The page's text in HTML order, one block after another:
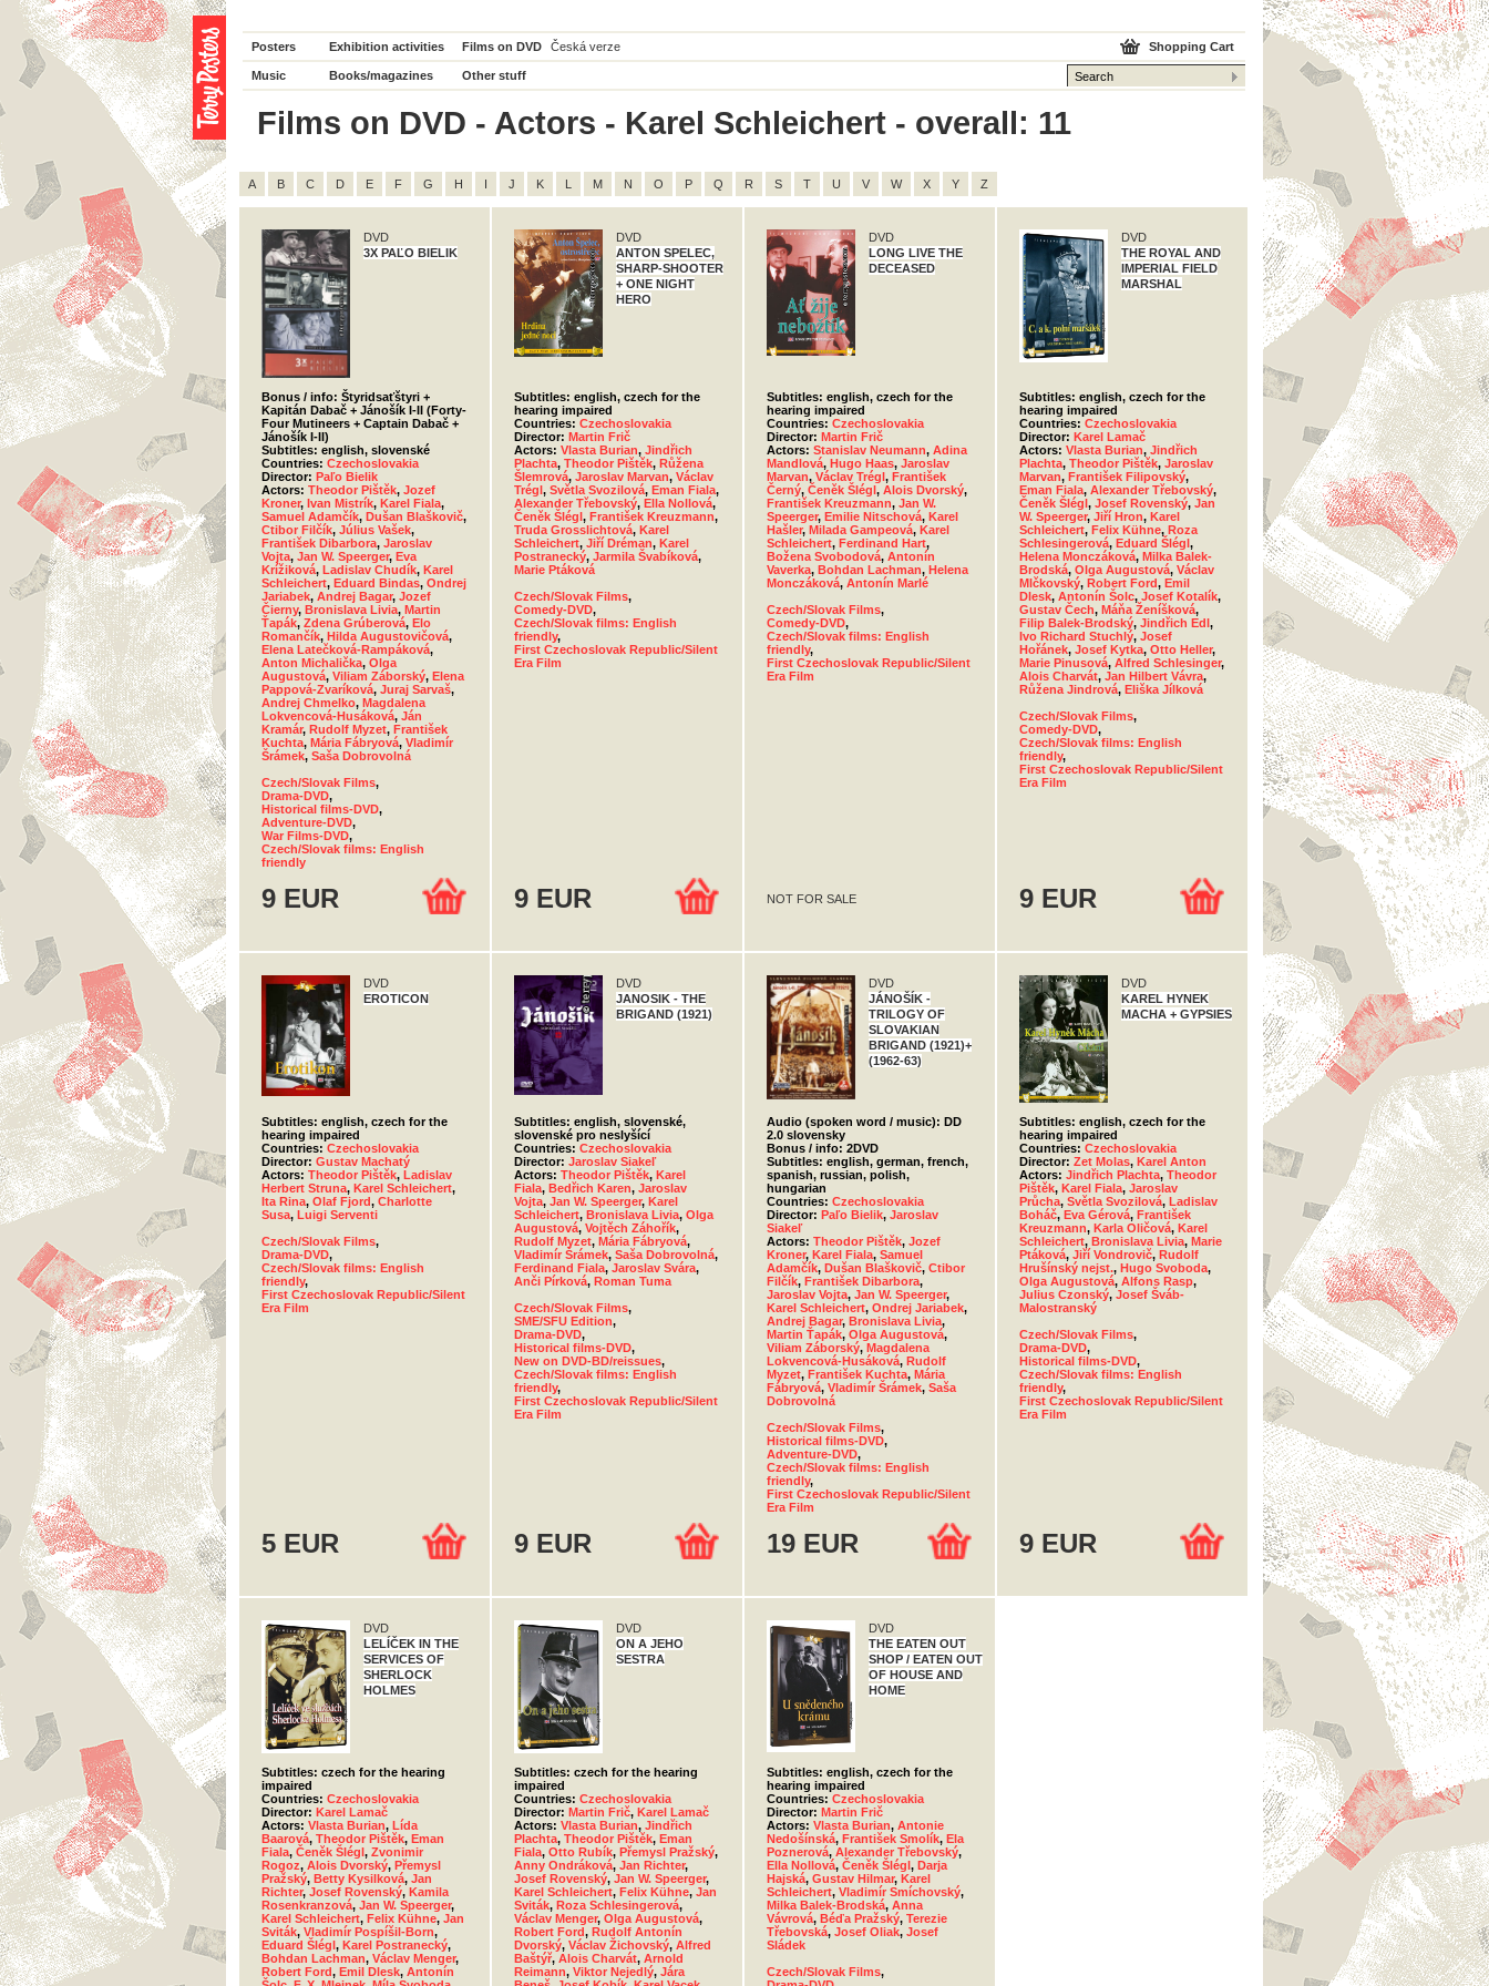
Posters Exhibition activities Films on DVD Česká verze
Music Books/magazines Other stuff
Shopping Cart
Films on DVD - Actors - Karel Schleichert - overall: 11
A B C D E F G H I J K L M N O P Q R S T U V W X Y Z
DVD
3X PAĽO BIELIK
Bonus / info: Štyridsaťštyri +
Kapitán Dabač + Jánošík I-II (Forty-
Four Mutineers + Captain Dabač +
Jánošík I-II)
Subtitles: english, slovenské
Countries: Czechoslovakia
Director: Paľo Bielik
Actors: Theodor Pištěk, Jozef
Kroner, Ivan Mistrík, Karel Fiala,
Samuel Adamčík, Dušan Blaškovič,
Ctibor Filčík, Július Vašek,
František Dibarbora, Jaroslav
Vojta, Jan W. Speerger, Eva
Krížiková, Ladislav Chudík, Karel
Schleichert, Eduard Bindas, Ondrej
Jariabek, Andrej Bagar, Jozef
Čierny, Bronislava Livia, Martin
Ťapák, Zdena Grúberová, Elo
Romančík, Hilda Augustovičová,
Elena Latečková-Rampáková,
Anton Michalička, Olga
Augustová, Viliam Záborský, Elena
Pappová-Zvaríková, Juraj Sarvaš,
Andrej Chmelko, Magdalena
Lokvencová-Husáková, Ján
Kramár, Rudolf Myzet, František
Kuchta, Mária Fábryová, Vladimír
Šrámek, Saša Dobrovolná
Czech/Slovak Films,
Drama-DVD,
Historical films-DVD,
Adventure-DVD,
War Films-DVD,
Czech/Slovak films: English
friendly
9 EUR
DVD
ANTON SPELEC,
SHARP-SHOOTER
+ ONE NIGHT
HERO
Subtitles: english, czech for the
hearing impaired
Countries: Czechoslovakia
Director: Martin Frič
Actors: Vlasta Burian, Jindřich
Plachta, Theodor Pištěk, Růžena
Šlemrová, Jaroslav Marvan, Václav
Trégl, Světla Svozilová, Eman Fiala,
Alexander Třebovský, Ella Nollová,
Čeněk Šlégl, František Kreuzmann,
Truda Grosslichtová, Karel
Schleichert, Jiří Dréman, Karel
Postranecký, Jarmila Švabíková,
Marie Ptáková
Czech/Slovak Films,
Comedy-DVD,
Czech/Slovak films: English
friendly,
First Czechoslovak Republic/Silent
Era Film
9 EUR
DVD
LONG LIVE THE
DECEASED
Subtitles: english, czech for the
hearing impaired
Countries: Czechoslovakia
Director: Martin Frič
Actors: Stanislav Neumann, Adina
Mandlová, Hugo Haas, Jaroslav
Marvan, Václav Trégl, František
Černý, Čeněk Šlégl, Alois Dvorský,
František Kreuzmann, Jan W.
Speerger, Emilie Nitschová, Karel
Hašler, Milada Gampeová, Karel
Schleichert, Ferdinand Hart,
Božena Svobodová, Antonín
Vaverka, Bohdan Lachman, Helena
Monczáková, Antonín Marlé
Czech/Slovak Films,
Comedy-DVD,
Czech/Slovak films: English
friendly,
First Czechoslovak Republic/Silent
Era Film
NOT FOR SALE
DVD
THE ROYAL AND
IMPERIAL FIELD
MARSHAL
Subtitles: english, czech for the
hearing impaired
Countries: Czechoslovakia
Director: Karel Lamač
Actors: Vlasta Burian, Jindřich
Plachta, Theodor Pištěk, Jaroslav
Marvan, František Filipovský,
Eman Fiala, Alexander Třebovský,
Čeněk Šlégl, Josef Rovenský, Jan
W. Speerger, Jiří Hron, Karel
Schleichert, Felix Kühne, Roza
Schlesingerová, Eduard Šlégl,
Helena Monczáková, Milka Balek-
Brodská, Olga Augustová, Václav
Mlčkovský, Robert Ford, Emil
Dlesk, Antonín Šolc, Josef Kotalík,
Gustav Čech, Máňa Ženíšková,
Filip Balek-Brodský, Jindřich Edl,
Ivo Richard Stuchlý, Josef
Hořánek, Josef Kytka, Otto Heller,
Marie Pinusová, Alfred Schlesinger,
Alois Charvát, Jan Hilbert Vávra,
Růžena Jindrová, Eliška Jílková
Czech/Slovak Films,
Comedy-DVD,
Czech/Slovak films: English
friendly,
First Czechoslovak Republic/Silent
Era Film
9 EUR
DVD
EROTICON
Subtitles: english, czech for the
hearing impaired
Countries: Czechoslovakia
Director: Gustav Machatý
Actors: Theodor Pištěk, Ladislav
Herbert Struna, Karel Schleichert,
Ita Rina, Olaf Fjord, Charlotte
Susa, Luigi Serventi
Czech/Slovak Films,
Drama-DVD,
Czech/Slovak films: English
friendly,
First Czechoslovak Republic/Silent
Era Film
5 EUR
DVD
JANOSIK - THE
BRIGAND (1921)
Subtitles: english, slovenské,
slovenské pro neslyšící
Countries: Czechoslovakia
Director: Jaroslav Siakeľ
Actors: Theodor Pištěk, Karel
Fiala, Bedřich Karen, Jaroslav
Vojta, Jan W. Speerger, Karel
Schleichert, Bronislava Livia, Olga
Augustová, Vojtěch Záhořík,
Rudolf Myzet, Mária Fábryová,
Vladimír Šrámek, Saša Dobrovolná,
Ferdinand Fiala, Jaroslav Svára,
Anči Pírková, Roman Tuma
Czech/Slovak Films,
SME/SFU Edition,
Drama-DVD,
Historical films-DVD,
New on DVD-BD/reissues,
Czech/Slovak films: English
friendly,
First Czechoslovak Republic/Silent
Era Film
9 EUR
DVD
JÁNOŠÍK -
TRILOGY OF
SLOVAKIAN
BRIGAND (1921)+
(1962-63)
Audio (spoken word / music): DD
2.0 slovensky
Bonus / info: 2DVD
Subtitles: english, german, french,
spanish, russian, polish,
hungarian
Countries: Czechoslovakia
Director: Paľo Bielik, Jaroslav
Siakeľ
Actors: Theodor Pištěk, Jozef
Kroner, Karel Fiala, Samuel
Adamčík, Dušan Blaškovič, Ctibor
Filčík, František Dibarbora,
Jaroslav Vojta, Jan W. Speerger,
Karel Schleichert, Ondrej Jariabek,
Andrej Bagar, Bronislava Livia,
Martin Ťapák, Olga Augustová,
Viliam Záborský, Magdalena
Lokvencová-Husáková, Rudolf
Myzet, František Kuchta, Mária
Fábryová, Vladimír Šrámek, Saša
Dobrovolná
Czech/Slovak Films,
Historical films-DVD,
Adventure-DVD,
Czech/Slovak films: English
friendly,
First Czechoslovak Republic/Silent
Era Film
19 EUR
DVD
KAREL HYNEK
MACHA + GYPSIES
Subtitles: english, czech for the
hearing impaired
Countries: Czechoslovakia
Director: Zet Molas, Karel Anton
Actors: Jindřich Plachta, Theodor
Pištěk, Karel Fiala, Jaroslav
Průcha, Světla Svozilová, Ladislav
Boháč, Eva Gérová, František
Kreuzmann, Karla Oličová, Karel
Schleichert, Bronislava Livia, Marie
Ptáková, Jiří Vondrovič, Rudolf
Hrušínský nejst., Hugo Svoboda,
Olga Augustová, Alfons Rasp,
Julius Czonský, Josef Šváb-
Malostranský
Czech/Slovak Films,
Drama-DVD,
Historical films-DVD,
Czech/Slovak films: English
friendly,
First Czechoslovak Republic/Silent
Era Film
9 EUR
DVD
LELÍČEK IN THE
SERVICES OF
SHERLOCK
HOLMES
Subtitles: czech for the hearing
impaired
Countries: Czechoslovakia
Director: Karel Lamač
Actors: Vlasta Burian, Lída
Baarová, Theodor Pištěk, Eman
Fiala, Čeněk Šlégl, Zvonimir
Rogoz, Alois Dvorský, Přemysl
Pražský, Betty Kysilková, Jan
Richter, Josef Rovenský, Kamila
Rosenkranzová, Jan W. Speerger,
Karel Schleichert, Felix Kühne, Jan
Sviták, Vladimír Pospíšil-Born,
Eduard Šlégl, Karel Postranecký,
Bohdan Lachman, Václav Menger,
Robert Ford, Emil Dlesk, Antonín
DVD
ON A JEHO
SESTRA
Subtitles: czech for the hearing
impaired
Countries: Czechoslovakia
Director: Martin Frič, Karel Lamač
Actors: Vlasta Burian, Jindřich
Plachta, Theodor Pištěk, Eman
Fiala, Otto Rubík, Přemysl Pražský,
Anny Ondráková, Jan Richter,
Josef Rovenský, Jan W. Speerger,
Karel Schleichert, Felix Kühne, Jan
Sviták, Roza Schlesingerová,
Václav Menger, Olga Augustová,
Robert Ford, Rudolf Antonín
Dvorský, Václav Žichovský, Alfred
Baštýř, Alois Charvát, Arnold
Reimann, Viktor Nejedlý, Jára
DVD
THE EATEN OUT
SHOP / EATEN OUT
OF HOUSE AND
HOME
Subtitles: english, czech for the
hearing impaired
Countries: Czechoslovakia
Director: Martin Frič
Actors: Vlasta Burian, Antonie
Nedošínská, František Smolík, Ela
Poznerová, Alexander Třebovský,
Ella Nollová, Čeněk Šlégl, Darja
Hajská, Gustav Hilmar, Karel
Schleichert, Vladimír Smíchovský,
Milka Balek-Brodská, Anna
Vávrová, Béďa Pražský, Terezie
Třebovská, Josef Oliak, Josef
Sládek
Czech/Slovak Films,